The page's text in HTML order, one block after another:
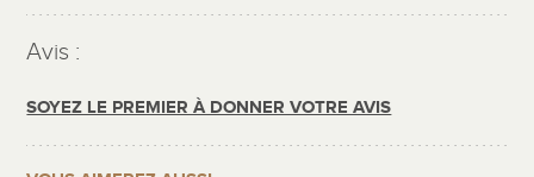
Avis :
SOYEZ LE PREMIER À DONNER VOTRE AVIS